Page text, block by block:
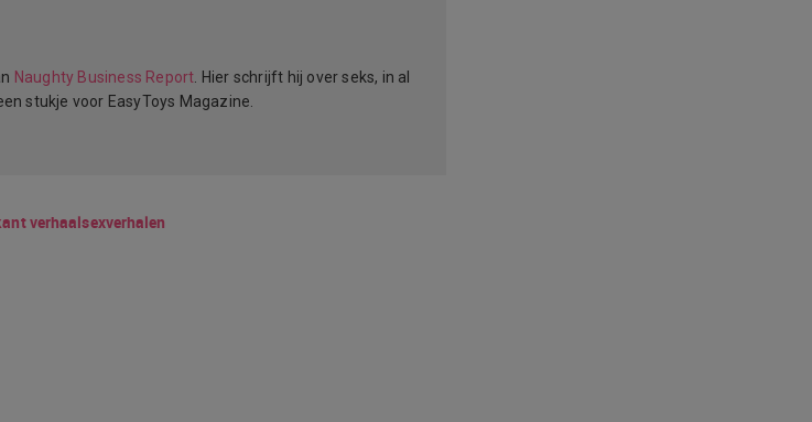
Naughty Business Report . Hier schrijft hij over seks, in al
stukje voor EasyToys Magazine.
verhaalsexverhalen